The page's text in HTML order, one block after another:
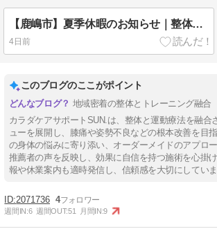
【鹿嶋市】夏季休暇のお知らせ｜整体・マシンピラティス・低酸素トレーニング【カラダケアサポートSUN.】
4日前
このブログのここがポイント
地域密着の整体とトレーニング融合
カラダケアサポートSUN.は、整体と運動療法を融合
ューを展開し、膝痛や姿勢不良などの根本改善を目
の身体の悩みに寄り添い、オーダーメイドのアプロ
推薦者の声を反映し、効果に自信を持つ施術を心掛
報や休業案内も適時発信し、信頼感を大切にしていま
2071736 4
週間IN:6 週間OUT:51 月間IN:9